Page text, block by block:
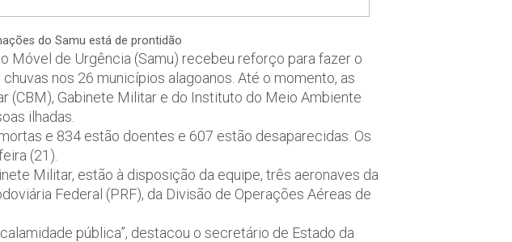
do Samu está de prontidão
Móvel de Urgência (Samu) recebeu reforço para fazer o
nos 26 municípios alagoanos. Até o momento, as
(CBM), Gabinete Militar e do Instituto do Meio Ambiente
ilhadas.
e 834 estão doentes e 607 estão desaparecidas. Os
(21).
Militar, estão à disposição da equipe, três aeronaves da
Federal (PRF), da Divisão de Operações Aéreas de
pública”, destacou o secretário de Estado da